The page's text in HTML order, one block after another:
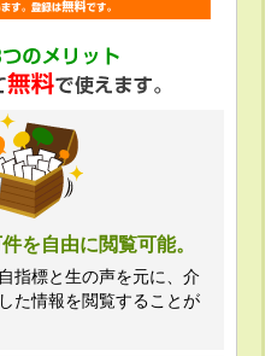
を自由に閲覧可能。
指標と生の声を元に、介
た情報を閲覧することが